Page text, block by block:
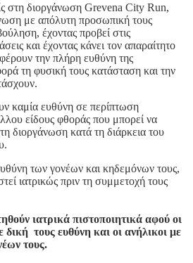
στη διοργάνωση Grevena City Run,
με απόλυτη προσωπική τους
έχοντας προβεί στις
και έχοντας κάνει τον απαραίτητο
την πλήρη ευθύνη της
τη φυσική τους κατάσταση και την
καμία ευθύνη σε περίπτωση
είδους φθοράς που μπορεί να
διοργάνωση κατά τη διάρκεια του
των γονέων και κηδεμόνων τους,
ιατρικώς πριν τη συμμετοχή τους
ιατρικά πιστοποιητικά αφού οι
δική τους ευθύνη και οι ανήλικοι με
τους.